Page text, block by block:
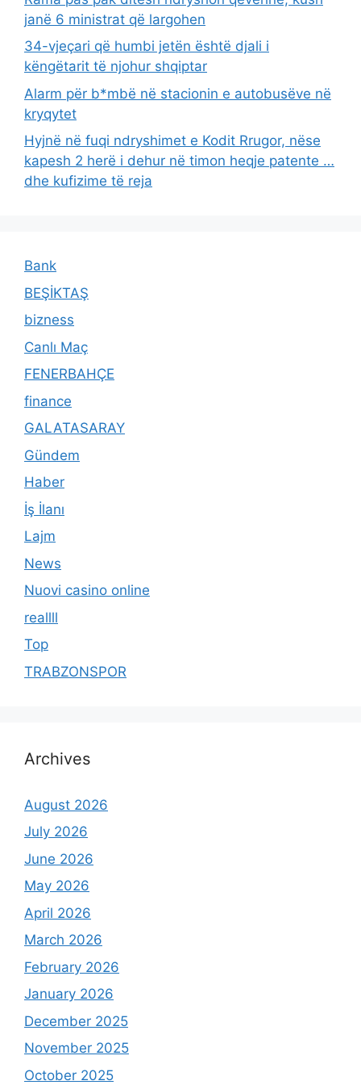
janë 6 ministrat që largohen
34-vjeçari që humbi jetën është djali i
këngëtarit të njohur shqiptar
Alarm për b*mbë në stacionin e autobusëve në
kryqytet
Hyjnë në fuqi ndryshimet e Kodit Rrugor, nëse
kapesh 2 herë i dehur në timon heqje patente …
dhe kufizime të reja
Bank
BEŞİKTAŞ
bizness
Canlı Maç
FENERBAHÇE
finance
GALATASARAY
Gündem
Haber
İş İlanı
Lajm
News
Nuovi casino online
reallll
Top
TRABZONSPOR
Archives
August 2026
July 2026
June 2026
May 2026
April 2026
March 2026
February 2026
January 2026
December 2025
November 2025
October 2025